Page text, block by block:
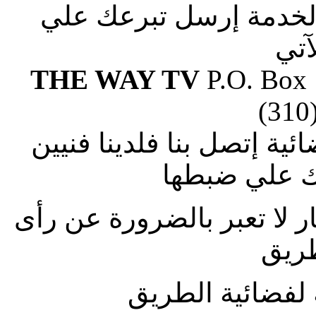
إرسل تبرعك علي
THE WAY TVP.O. Box
إتصل بنا فلدينا فنيين
علي ضبطها
لا تعبر بالضرورة عن رأى
الطريق